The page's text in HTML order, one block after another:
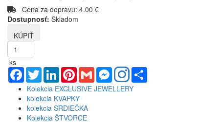
Cena za dopravu: 4.00 €
Dostupnosť: Skladom
ks
Facebook
TwitterLinkedInPinterestGmail Messenger
Kolekcia EXCLUSIVE JEWELLERY
kolekcia KVAPKY
kolekcia SRDIEČKA
Kolekcia ŠTVORCE